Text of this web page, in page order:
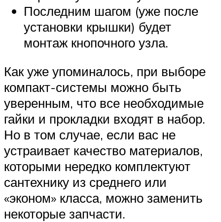
Последним шагом (уже после
установки крышки) будет
монтаж кнопочного узла.
Как уже упоминалось, при выборе
компакт-системы можно быть
уверенным, что все необходимые
гайки и прокладки входят в набор.
Но в том случае, если вас не
устраивает качество материалов,
которыми нередко комплектуют
сантехнику из среднего или
«эконом» класса, можно заменить
некоторые запчасти.